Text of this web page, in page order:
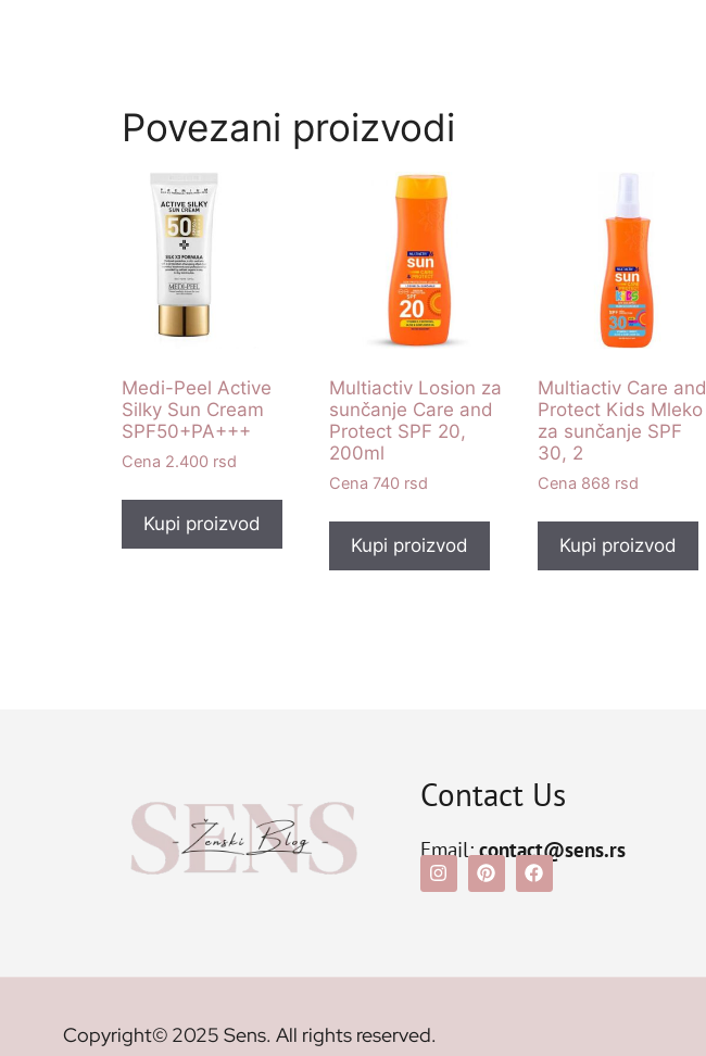
Povezani proizvodi
Medi-Peel Active
Silky Sun Cream
SPF50+PA+++
2.400 rsd
Kupi proizvod
Multiactiv Losion za
sunčanje Care and
Protect SPF 20,
200ml
740 rsd
Kupi proizvod
Multiactiv Care and
Protect Kids Mleko
za sunčanje SPF
30, 2
868 rsd
Kupi proizvod
Contact Us
Email:contact@sens.rs
Copyright© 2025 Sens. All rights reserved.